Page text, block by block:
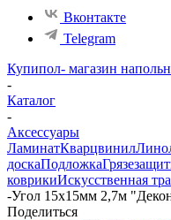
Вконтакте
Telegram
Купипол- магазин
-
Каталог
-
Аксессуары
ЛаминатКварцвинил
доскаПодложка
коврикиИскусственная
-Угол 15х15мм 2,7м
Поделиться